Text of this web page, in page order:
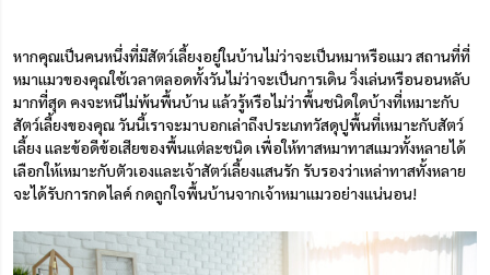
หากคุณเป็นคนหนึ่งที่มีสัตว์เลี้ยงอยู่ในบ้านไม่ว่าจะเป็นหมาหรือแมว สถานที่ที่
หมาแมวของคุณใช้เวลาตลอดทั้งวันไม่ว่าจะเป็นการเดิน วิ่งเล่นหรือนอนหลับ
มากที่สุด คงจะหนีไม่พ้นพื้นบ้าน แล้วรู้หรือไม่ว่าพื้นชนิดใดบ้างที่เหมาะกับ
สัตว์เลี้ยงของคุณ วันนี้เราจะมาบอกเล่าถึงประเภทวัสดุปูพื้นที่เหมาะกับสัตว์
เลี้ยง และข้อดีข้อเสียของพื้นแต่ละชนิด เพื่อให้ทาสหมาทาสแมวทั้งหลายได้
เลือกให้เหมาะกับตัวเองและเจ้าสัตว์เลี้ยงแสนรัก รับรองว่าเหล่าทาสทั้งหลาย
จะได้รับการกดไลค์ กดถูกใจพื้นบ้านจากเจ้าหมาแมวอย่างแน่นอน!